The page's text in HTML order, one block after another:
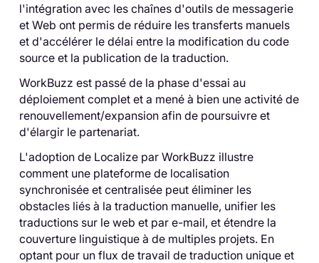
l'intégration avec les chaînes d'outils de messagerie
et Web ont permis de réduire les transferts manuels
et d'accélérer le délai entre la modification du code
source et la publication de la traduction.
WorkBuzz est passé de la phase d'essai au
déploiement complet et a mené à bien une activité de
renouvellement/expansion afin de poursuivre et
d'élargir le partenariat.
L'adoption de Localize par WorkBuzz illustre
comment une plateforme de localisation
synchronisée et centralisée peut éliminer les
obstacles liés à la traduction manuelle, unifier les
traductions sur le web et par e-mail, et étendre la
couverture linguistique à de multiples projets. En
optant pour un flux de travail de traduction unique et